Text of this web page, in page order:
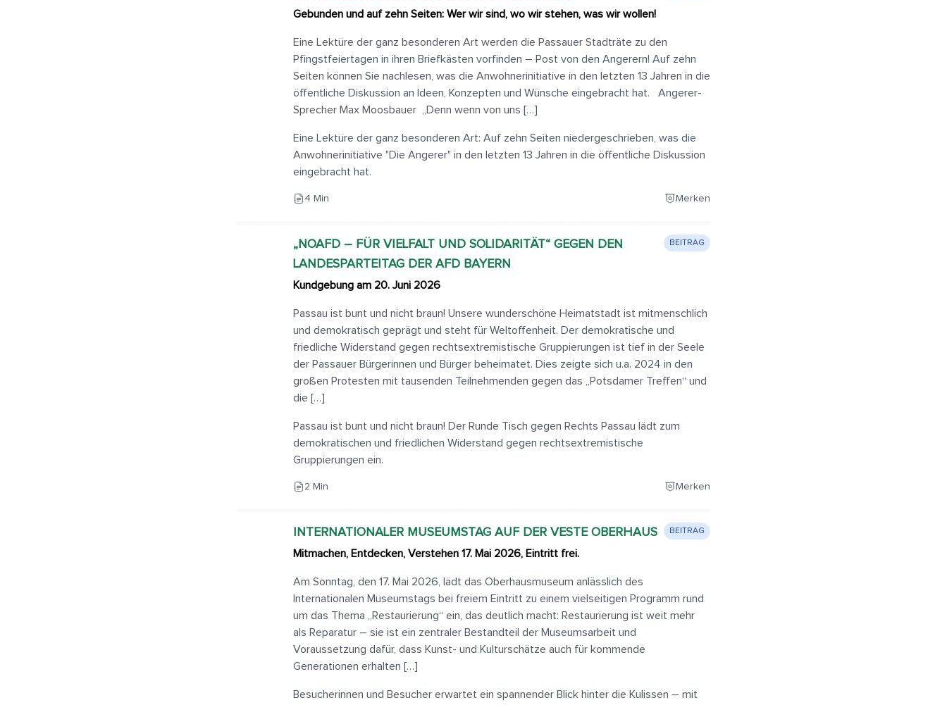
Gebunden und auf zehn Seiten: Wer wir sind, wo wir stehen, was wir wollen!
Eine Lektüre der ganz besonderen Art werden die Passauer Stadträte zu den
Pfingstfeiertagen in ihren Briefkästen vorfinden – Post von den Angerern! Auf zehn
Seiten können Sie nachlesen, was die Anwohnerinitiative in den letzten 13 Jahren in die
öffentliche Diskussion an Ideen, Konzepten und Wünsche eingebracht hat. Angerer-
Sprecher Max Moosbauer „Denn wenn von uns […]
Eine Lektüre der ganz besonderen Art: Auf zehn Seiten niedergeschrieben, was die
Anwohnerinitiative "Die Angerer" in den letzten 13 Jahren in die öffentliche Diskussion
eingebracht hat.
4 Min Merken
„NOAFD – FÜR VIELFALT UND SOLIDARITÄT“ GEGEN DEN
LANDESPARTEITAG DER AFD BAYERN
BEITRAG
Kundgebung am 20. Juni 2026
Passau ist bunt und nicht braun! Unsere wunderschöne Heimatstadt ist mitmenschlich
und demokratisch geprägt und steht für Weltoffenheit. Der demokratische und
friedliche Widerstand gegen rechtsextremistische Gruppierungen ist tief in der Seele
der Passauer Bürgerinnen und Bürger beheimatet. Dies zeigte sich u.a. 2024 in den
großen Protesten mit tausenden Teilnehmenden gegen das „Potsdamer Treffen“ und
die […]
Passau ist bunt und nicht braun! Der Runde Tisch gegen Rechts Passau lädt zum
demokratischen und friedlichen Widerstand gegen rechtsextremistische
Gruppierungen ein.
2 Min Merken
INTERNATIONALER MUSEUMSTAG AUF DER VESTE OBERHAUS BEITRAG
Mitmachen, Entdecken, Verstehen 17. Mai 2026, Eintritt frei.
Am Sonntag, den 17. Mai 2026, lädt das Oberhausmuseum anlässlich des
Internationalen Museumstags bei freiem Eintritt zu einem vielseitigen Programm rund
um das Thema „Restaurierung“ ein, das deutlich macht: Restaurierung ist weit mehr
als Reparatur – sie ist ein zentraler Bestandteil der Museumsarbeit und
Voraussetzung dafür, dass Kunst- und Kulturschätze auch für kommende
Generationen erhalten […]
Besucherinnen und Besucher erwartet ein spannender Blick hinter die Kulissen – mit